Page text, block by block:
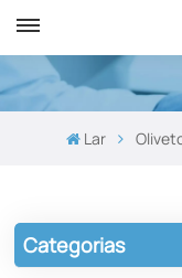
Lar
Categorias